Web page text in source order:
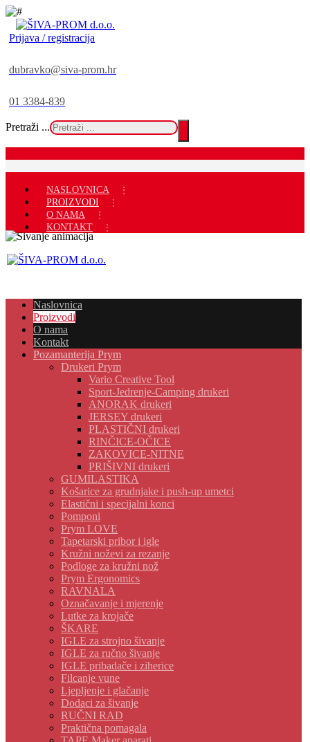
Prijava / registracija
dubravko@siva-prom.hr
01 3384-839
Pretraži ...
NASLOVNICA
PROIZVODI
O NAMA
KONTAKT
Naslovnica
Proizvodi
O nama
Kontakt
Pozamanterija Prym
Drukeri Prym
Vario Creative Tool
Sport-Jedrenje-Camping drukeri
ANORAK drukeri
JERSEY drukeri
PLASTIČNI drukeri
RINČICE-OČICE
ZAKOVICE-NITNE
PRIŠIVNI drukeri
GUMILASTIKA
Košarice za grudnjake i push-up umetci
Elastični i specijalni konci
Pomponi
Prym LOVE
Tapetarski pribor i igle
Kružni noževi za rezanje
Podloge za kružni nož
Prym Ergonomics
RAVNALA
Označavanje i mjerenje
Lutke za krojače
ŠKARE
IGLE za strojno šivanje
IGLE za ručno šivanje
IGLE pribadače i ziherice
Filcanje vune
Ljepljenje i glačanje
Dodaci za šivanje
RUČNI RAD
Praktična pomagala